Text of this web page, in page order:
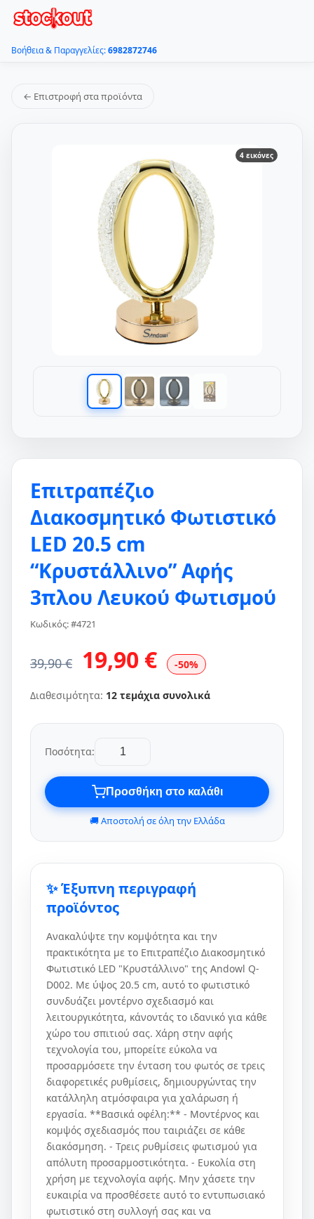
Βοήθεια & Παραγγελίες:6982872746
← Επιστροφή στα προϊόντα
4 εικόνες
Επιτραπέζιο
Διακοσμητικό Φωτιστικό
LED 20.5 cm
“Κρυστάλλινο” Αφής
3πλου Λευκού Φωτισμού
Κωδικός: #4721
39,90 € 19,90 € -50%
Διαθεσιμότητα: 12 τεμάχια συνολικά
Ποσότητα:
Προσθήκη στο καλάθι
🚚 Αποστολή σε όλη την Ελλάδα
✨ Έξυπνη περιγραφή
προϊόντος
Ανακαλύψτε την κομψότητα και την
πρακτικότητα με το Επιτραπέζιο Διακοσμητικό
Φωτιστικό LED "Κρυστάλλινο" της Andowl Q-
D002. Με ύψος 20.5 cm, αυτό το φωτιστικό
συνδυάζει μοντέρνο σχεδιασμό και
λειτουργικότητα, κάνοντάς το ιδανικό για κάθε
χώρο του σπιτιού σας. Χάρη στην αφής
τεχνολογία του, μπορείτε εύκολα να
προσαρμόσετε την ένταση του φωτός σε τρεις
διαφορετικές ρυθμίσεις, δημιουργώντας την
κατάλληλη ατμόσφαιρα για χαλάρωση ή
εργασία. **Βασικά οφέλη:** - Μοντέρνος και
κομψός σχεδιασμός που ταιριάζει σε κάθε
διακόσμηση. - Τρεις ρυθμίσεις φωτισμού για
απόλυτη προσαρμοστικότητα. - Ευκολία στη
χρήση με τεχνολογία αφής. Μην χάσετε την
ευκαιρία να προσθέσετε αυτό το εντυπωσιακό
φωτιστικό στη συλλογή σας και να